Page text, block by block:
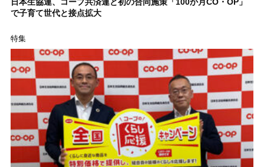
で子育て世代と接点拡大
特集